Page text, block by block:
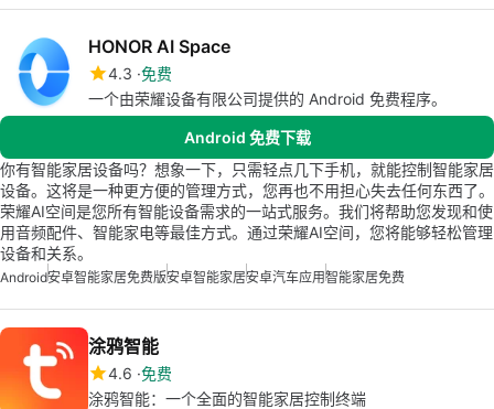
HONOR AI Space
4.3 免费
一个由荣耀设备有限公司提供的 Android 免费程序。
Android 免费下载
你有智能家居设备吗？想象一下，只需轻点几下手机，就能控制智能家居
设备。这将是一种更方便的管理方式，您再也不用担心失去任何东西了。
荣耀AI空间是您所有智能设备需求的一站式服务。我们将帮助您发现和使
用音频配件、智能家电等最佳方式。通过荣耀AI空间，您将能够轻松管理
设备和关系。
Android安卓智能家居免费版安卓智能家居安卓汽车应用智能家居免费
涂鸦智能
4.6 免费
涂鸦智能：一个全面的智能家居控制终端